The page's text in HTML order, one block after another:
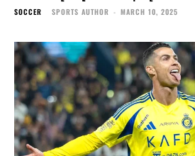
SOCCER SPORTS AUTHOR - MARCH 10, 2025